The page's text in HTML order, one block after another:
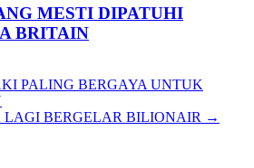
MESTI DIPATUHI
BRITAIN
PALING BERGAYA UNTUK
BERGELAR BILIONAIR →